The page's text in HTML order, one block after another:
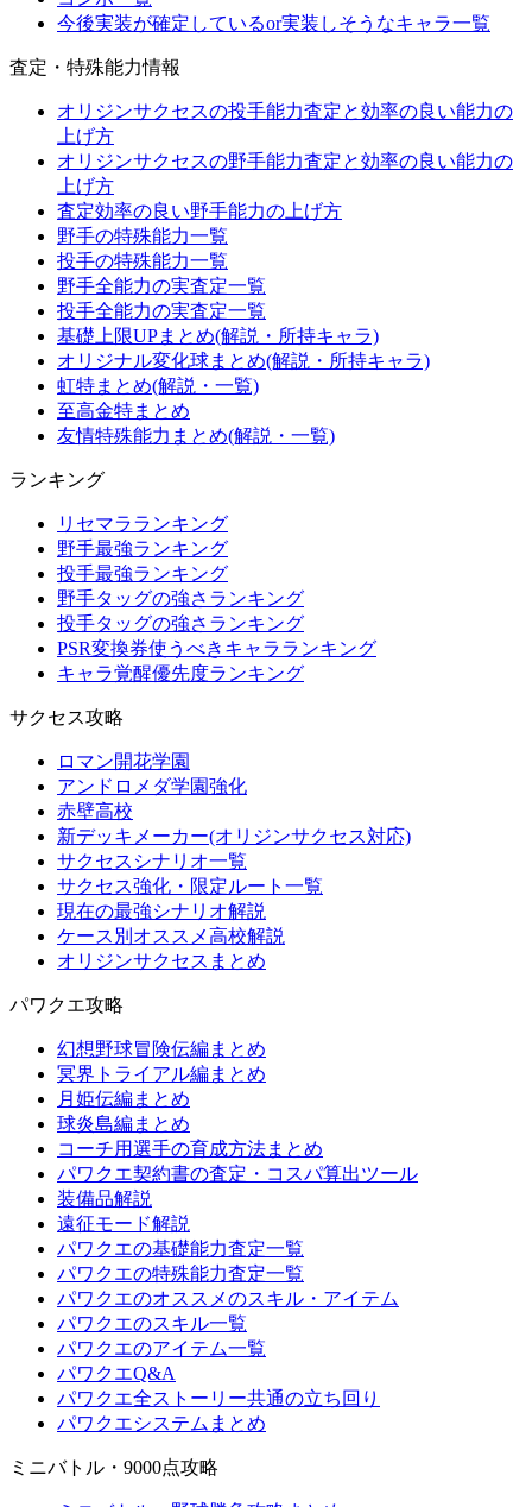
今後実装が確定しているor実装しそうなキャラ一覧
査定・特殊能力情報
オリジンサクセスの投手能力査定と効率の良い能力の
上げ方
オリジンサクセスの野手能力査定と効率の良い能力の
上げ方
査定効率の良い野手能力の上げ方
野手の特殊能力一覧
投手の特殊能力一覧
野手全能力の実査定一覧
投手全能力の実査定一覧
基礎上限UPまとめ(解説・所持キャラ)
オリジナル変化球まとめ(解説・所持キャラ)
虹特まとめ(解説・一覧)
至高金特まとめ
友情特殊能力まとめ(解説・一覧)
ランキング
リセマラランキング
野手最強ランキング
投手最強ランキング
野手タッグの強さランキング
投手タッグの強さランキング
PSR変換券使うべきキャラランキング
キャラ覚醒優先度ランキング
サクセス攻略
ロマン開花学園
アンドロメダ学園強化
赤壁高校
新デッキメーカー(オリジンサクセス対応)
サクセスシナリオ一覧
サクセス強化・限定ルート一覧
現在の最強シナリオ解説
ケース別オススメ高校解説
オリジンサクセスまとめ
パワクエ攻略
幻想野球冒険伝編まとめ
冥界トライアル編まとめ
月姫伝編まとめ
球炎島編まとめ
コーチ用選手の育成方法まとめ
パワクエ契約書の査定・コスパ算出ツール
装備品解説
遠征モード解説
パワクエの基礎能力査定一覧
パワクエの特殊能力査定一覧
パワクエのオススメのスキル・アイテム
パワクエのスキル一覧
パワクエのアイテム一覧
パワクエQ&A
パワクエ全ストーリー共通の立ち回り
パワクエシステムまとめ
ミニバトル・9000点攻略